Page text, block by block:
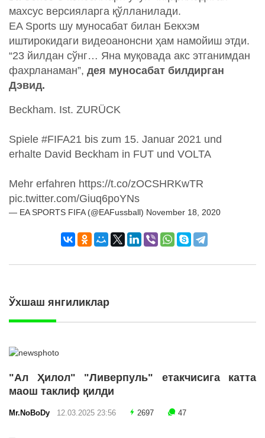
махсус версияларга қўлланилади.
EA Sports шу муносабат билан Бекхэм
иштирокидаги видеоанонсни ҳам намойиш этди.
“23 йилдан сўнг… Яна муқовада акс этганимдан
фахрланаман”, дея муносабат билдирган
Дэвид.
Beckham. Ist. ZURÜCK
Spiele #FIFA21 bis zum 15. Januar 2021 und
erhalte David Beckham in FUT und VOLTA
Mehr erfahren https://t.co/zOCSHRKwTR
pic.twitter.com/Giuq6poYNs
— EA SPORTS FIFA (@EAFussball) November 18, 2020
Ўхшаш янгиликлар
"Ал Ҳилол" "Ливерпуль" етакчисига катта
маош таклиф қилди
Mr.NoBoDy 12.03.2025 23:56 2697 47